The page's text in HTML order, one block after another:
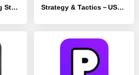
Resourcer - Building Strategy - [MOD Много монет] Strategy & Tactics－USSR vs USA - [MOD Много денег]